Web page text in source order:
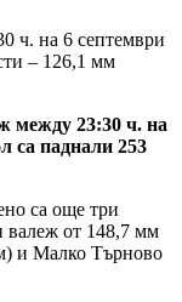
ч. на 6 септември
– 126,1 мм
между 23:30 ч. на
са паднали 253
са още три
валеж от 148,7 мм
и Малко Търново